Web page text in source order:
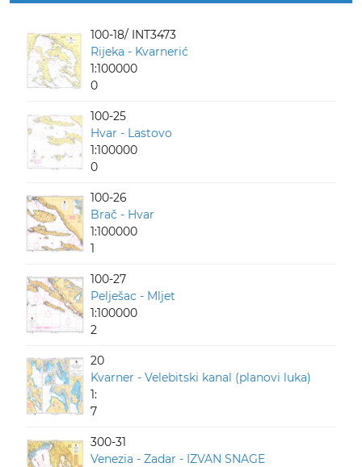
100-18/ INT3473
Rijeka - Kvarnerić
1:100000
0
100-25
Hvar - Lastovo
1:100000
0
100-26
Brač - Hvar
1:100000
1
100-27
Pelješac - Mljet
1:100000
2
20
Kvarner - Velebitski kanal (planovi luka)
1:
7
300-31
Venezia - Zadar - IZVAN SNAGE